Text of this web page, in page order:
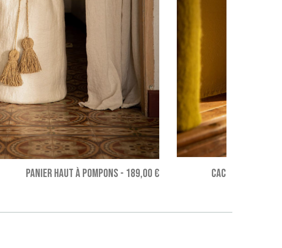
PANIER HAUT À POMPONS - 189,00 € CACHE-VASE